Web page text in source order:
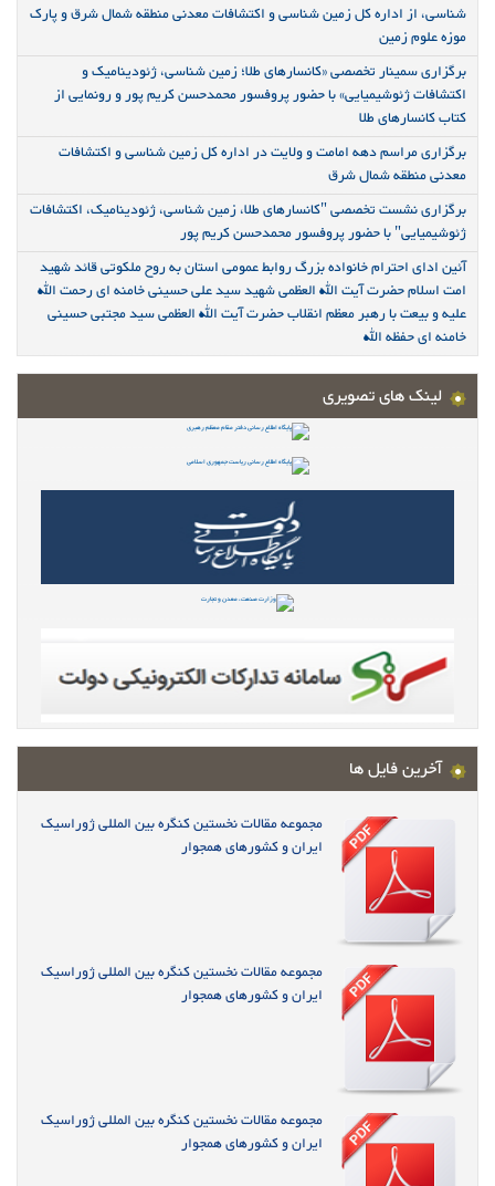
شناسی، از اداره کل زمین شناسی و اکتشافات معدنی منطقه شمال شرق و پارک
موزه علوم زمین
برگزاری سمینار تخصصی «کانسارهای طلا؛ زمین شناسی، ژئودینامیک و
اکتشافات ژئوشیمیایی» با حضور پروفسور محمدحسن کریم پور و رونمایی از
کتاب کانسارهای طلا
برگزاری مراسم دهه امامت و ولایت در اداره کل زمین شناسی و اکتشافات
معدنی منطقه شمال شرق
برگزاری نشست تخصصی "کانسارهای طلا، زمین شناسی، ژئودینامیک، اکتشافات
ژئوشیمیایی" با حضور پروفسور محمدحسن کریم پور
آئین ادای احترام خانواده بزرگ روابط عمومی استان به روح ملکوتی قائد شهید
امت اسلام حضرت آیت الله العظمی شهید سید علی حسینی خامنه ای رحمت الله
علیه و بیعت با رهبر معظم انقلاب حضرت آیت الله العظمی سید مجتبی حسینی
خامنه ای حفظه الله
لینک های تصویری
آخرین فایل ها
مجموعه مقالات نخستین کنگره بین المللی ژوراسیک
ایران و کشورهای همجوار
مجموعه مقالات نخستین کنگره بین المللی ژوراسیک
ایران و کشورهای همجوار
مجموعه مقالات نخستین کنگره بین المللی ژوراسیک
ایران و کشورهای همجوار